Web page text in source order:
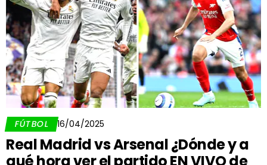
FÚTBOL 16/04/2025
Real Madrid vs Arsenal ¿Dónde y a